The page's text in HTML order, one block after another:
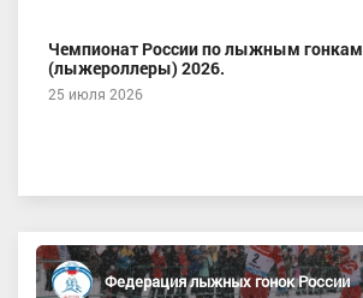
Чемпионат России по лыжным гонкам
(лыжероллеры) 2026.
25 июля 2026
Федерация лыжных гонок России